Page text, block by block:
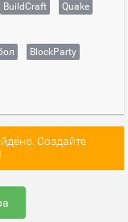
BuildCraft
Quake
BlockParty
Создайте